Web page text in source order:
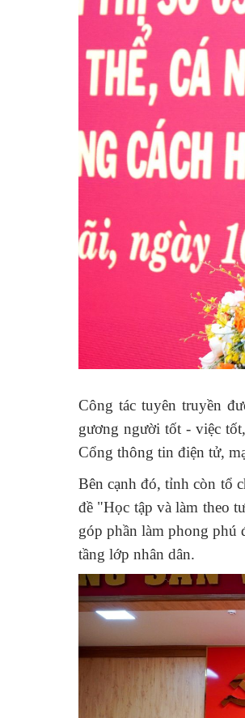
Công tác tuyên truyền
gương người tốt - việc
Cổng thông tin điện tử,
Bên cạnh đó, tỉnh còn tổ
đề "Học tập và làm theo
góp phần làm phong phú
tầng lớp nhân dân.